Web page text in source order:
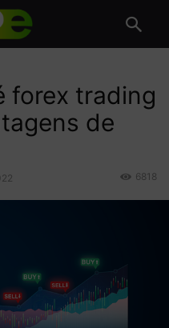
forex trading
de
6818